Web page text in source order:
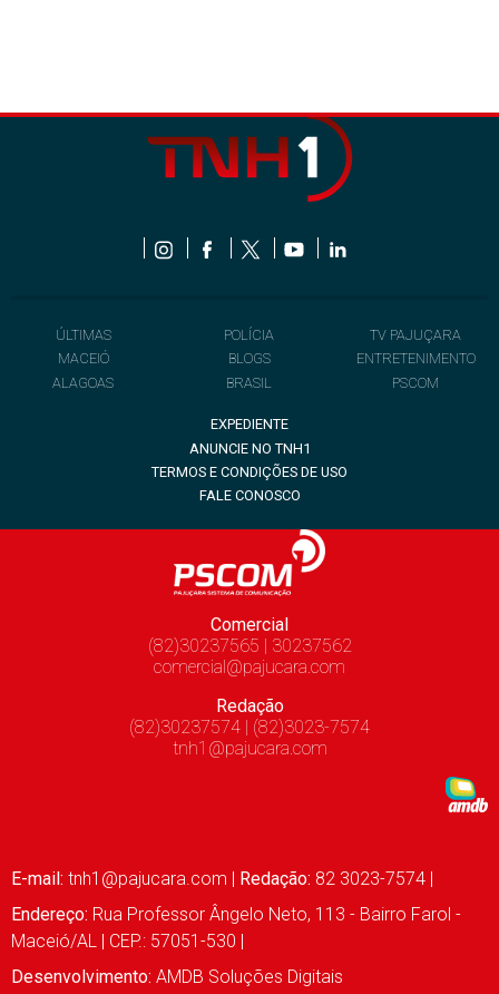
ÚLTIMAS
MACEIÓ
ALAGOAS
POLÍCIA
BLOGS
BRASIL
TV PAJUÇARA
ENTRETENIMENTO
PSCOM
EXPEDIENTE
ANUNCIE NO TNH1
TERMOS E CONDIÇÕES DE USO
FALE CONOSCO
Comercial
(82)30237565 | 30237562
comercial@pajucara.com
Redação
(82)30237574 | (82)3023-7574
tnh1@pajucara.com
E-mail: tnh1@pajucara.com Redação: 82 3023-7574 |
Endereço: Rua Professor Ângelo Neto, 113 - Bairro Farol -
Maceió/AL | CEP.: 57051-530 |
Desenvolvimento: AMDB Soluções Digitais